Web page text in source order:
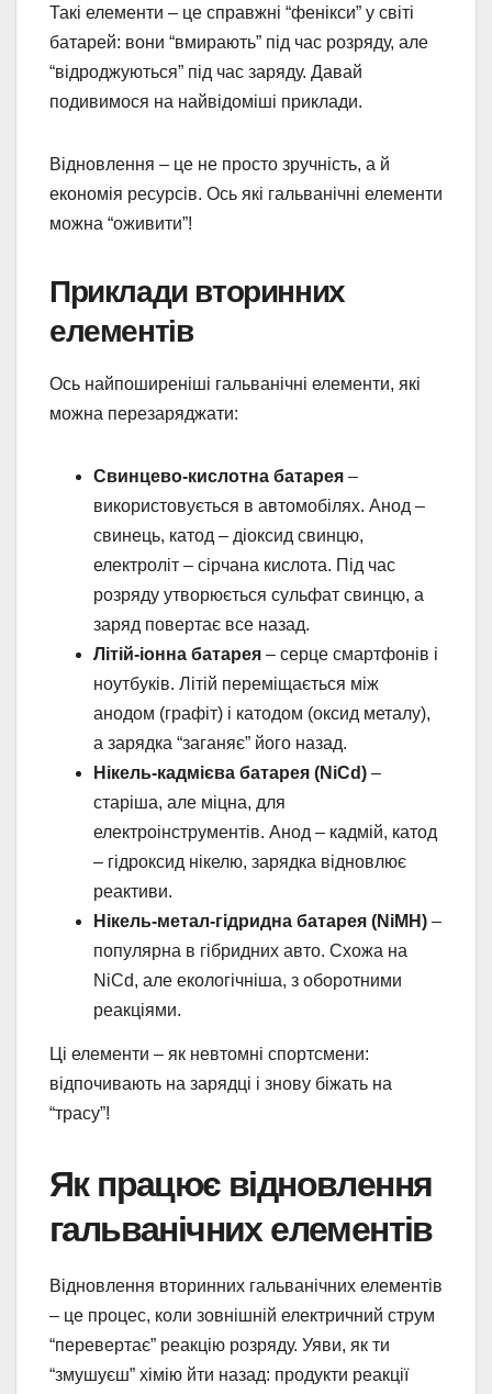
Такі елементи – це справжні “фенікси” у світі
батарей: вони “вмирають” під час розряду, але
“відроджуються” під час заряду. Давай
подивимося на найвідоміші приклади.
Відновлення – це не просто зручність, а й
економія ресурсів. Ось які гальванічні елементи
можна “оживити”!
Приклади вторинних
елементів
Ось найпоширеніші гальванічні елементи, які
можна перезаряджати:
Свинцево-кислотна батарея –
використовується в автомобілях. Анод –
свинець, катод – діоксид свинцю,
електроліт – сірчана кислота. Під час
розряду утворюється сульфат свинцю, а
заряд повертає все назад.
Літій-іонна батарея – серце смартфонів і
ноутбуків. Літій переміщається між
анодом (графіт) і катодом (оксид металу),
а зарядка “заганяє” його назад.
Нікель-кадмієва батарея (NiCd) –
старіша, але міцна, для
електроінструментів. Анод – кадмій, катод
– гідроксид нікелю, зарядка відновлює
реактиви.
Нікель-метал-гідридна батарея (NiMH) –
популярна в гібридних авто. Схожа на
NiCd, але екологічніша, з оборотними
реакціями.
Ці елементи – як невтомні спортсмени:
відпочивають на зарядці і знову біжать на
“трасу”!
Як працює відновлення
гальванічних елементів
Відновлення вторинних гальванічних елементів
– це процес, коли зовнішній електричний струм
“перевертає” реакцію розряду. Уяви, як ти
“змушуєш” хімію йти назад: продукти реакції